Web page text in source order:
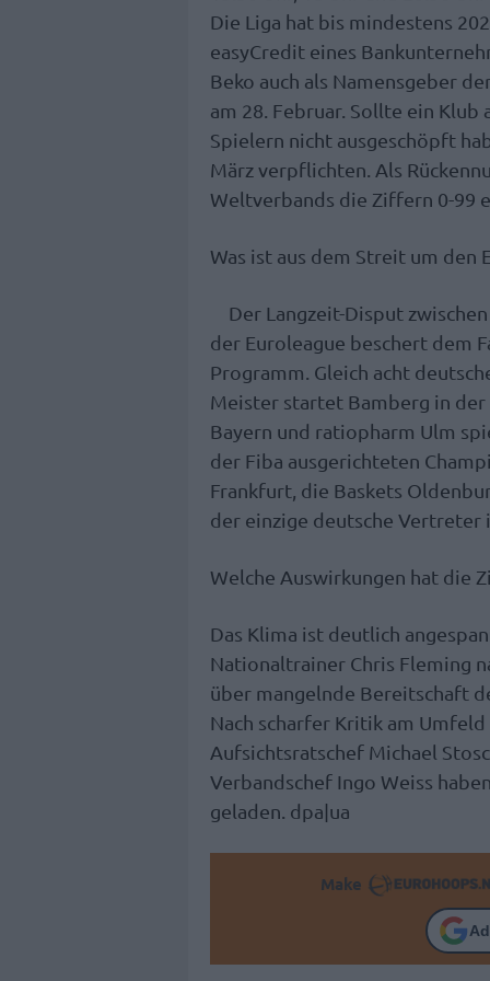
Die Liga hat bis mindestens
easyCredit eines
Beko auch als Namensgeber
am 28. Februar. Sollte ein
Spielern nicht ausgeschöpft
März verpflichten. Als
Weltverbands die Ziffern 0-99
Was ist aus dem Streit um den
Der Langzeit-Disput
der Euroleague beschert dem
Programm. Gleich acht
Meister startet Bamberg in der
Bayern und ratiopharm Ulm
der Fiba ausgerichteten
Frankfurt, die Baskets
der einzige deutsche Vertreter
Welche Auswirkungen hat die
Das Klima ist deutlich
Nationaltrainer Chris Fleming
über mangelnde Bereitschaft
Nach scharfer Kritik am
Aufsichtsratschef Michael
Verbandschef Ingo Weiss
geladen. dpa|ua
Make